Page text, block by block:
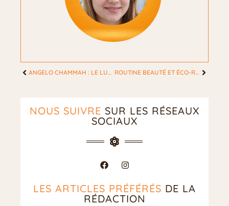
ANGELO CHAMMAH : LE LUXE DISCRET DE L’HÉRITIER D’ISABELLE HUPPERT ROUTINE BEAUTÉ ET ÉCO-RESPONSABILITÉ : COMMENT BIEN CHOISIR SON GEL DOUCHE RECHARGEABLE ?
NOUS SUIVRE SUR LES RÉSEAUX
SOCIAUX
LES ARTICLES PRÉFÉRÉS DE LA
RÉDACTION